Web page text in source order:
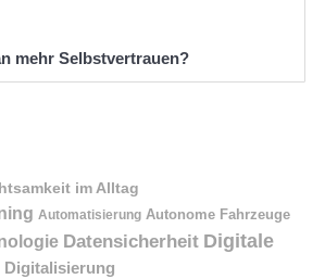
mehr Selbstvertrauen?
im Alltag
Automatisierung Autonome Fahrzeuge
Datensicherheit Digitale
Digitalisierung